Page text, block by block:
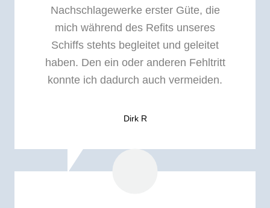
Nachschlagewerke erster Güte, die
mich während des Refits unseres
Schiffs stehts begleitet und geleitet
haben. Den ein oder anderen Fehltritt
konnte ich dadurch auch vermeiden.
Dirk R